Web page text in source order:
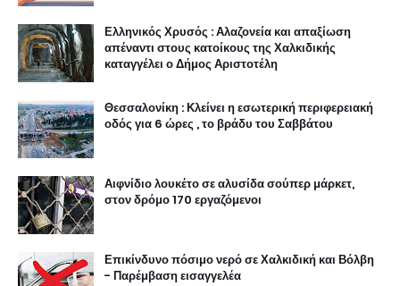
Ελληνικός Χρυσός : Αλαζονεία και απαξίωση
απέναντι στους κατοίκους της Χαλκιδικής
καταγγέλει ο Δήμος Αριστοτέλη
Θεσσαλονίκη : Κλείνει η εσωτερική περιφερειακή
οδός για 6 ώρες , το βράδυ του Σαββάτου
Αιφνίδιο λουκέτο σε αλυσίδα σούπερ μάρκετ,
στον δρόμο 170 εργαζόμενοι
Επικίνδυνο πόσιμο νερό σε Χαλκιδική και Βόλβη
- Παρέμβαση εισαγγελέα